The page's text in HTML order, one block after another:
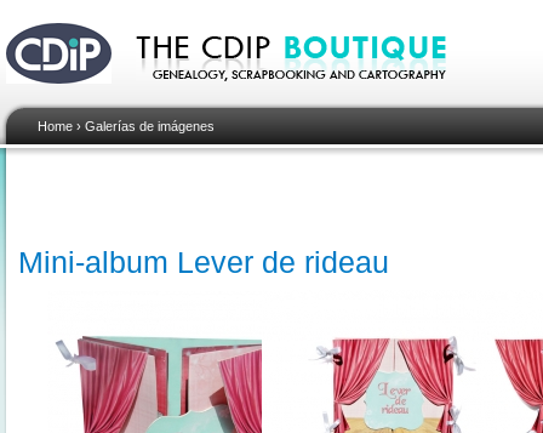
Home › Galerías de imágenes
Mini-album Lever de rideau